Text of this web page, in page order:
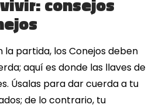
partida, los Conejos deben
aquí es donde las llaves de
Úsalas para dar cuerda a tu
de lo contrario, tu